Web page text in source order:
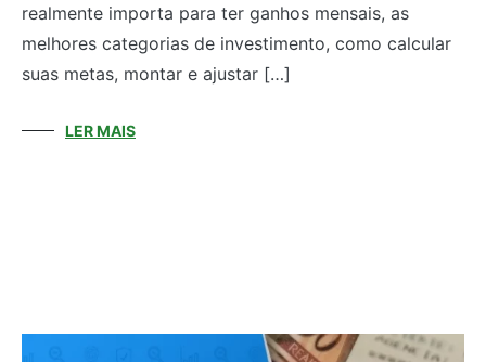
realmente importa para ter ganhos mensais, as
melhores categorias de investimento, como calcular
suas metas, montar e ajustar […]
LER MAIS